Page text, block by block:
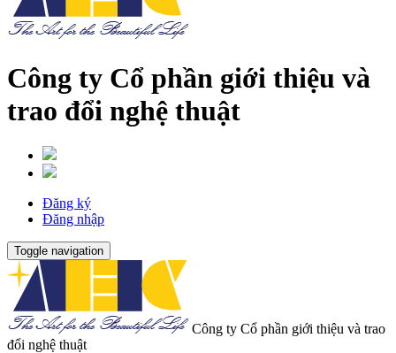
Công ty Cổ phần giới thiệu và
trao đổi nghệ thuật
Đăng ký
Đăng nhập
Toggle navigation
Công ty Cổ phần giới thiệu và trao
đổi nghệ thuật